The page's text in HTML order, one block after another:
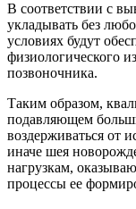
В соответствии с
укладывать без
условиях будут
физиологического
позвоночника.
Таким образом,
подавляющем
воздерживаться от
иначе шея
нагрузкам,
процессы ее